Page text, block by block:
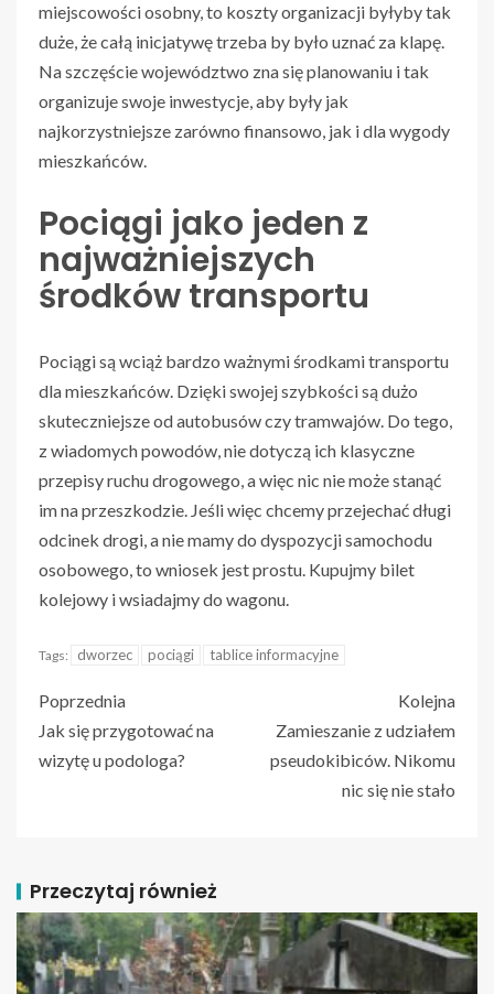
miejscowości osobny, to koszty organizacji byłyby tak
duże, że całą inicjatywę trzeba by było uznać za klapę.
Na szczęście województwo zna się planowaniu i tak
organizuje swoje inwestycje, aby były jak
najkorzystniejsze zarówno finansowo, jak i dla wygody
mieszkańców.
Pociągi jako jeden z
najważniejszych
środków transportu
Pociągi są wciąż bardzo ważnymi środkami transportu
dla mieszkańców. Dzięki swojej szybkości są dużo
skuteczniejsze od autobusów czy tramwajów. Do tego,
z wiadomych powodów, nie dotyczą ich klasyczne
przepisy ruchu drogowego, a więc nic nie może stanąć
im na przeszkodzie. Jeśli więc chcemy przejechać długi
odcinek drogi, a nie mamy do dyspozycji samochodu
osobowego, to wniosek jest prostu. Kupujmy bilet
kolejowy i wsiadajmy do wagonu.
Tags: dworzec pociągi tablice informacyjne
Poprzednia
Jak się przygotować na
wizytę u podologa?
Kolejna
Zamieszanie z udziałem
pseudokibiców. Nikomu
nic się nie stało
Przeczytaj również